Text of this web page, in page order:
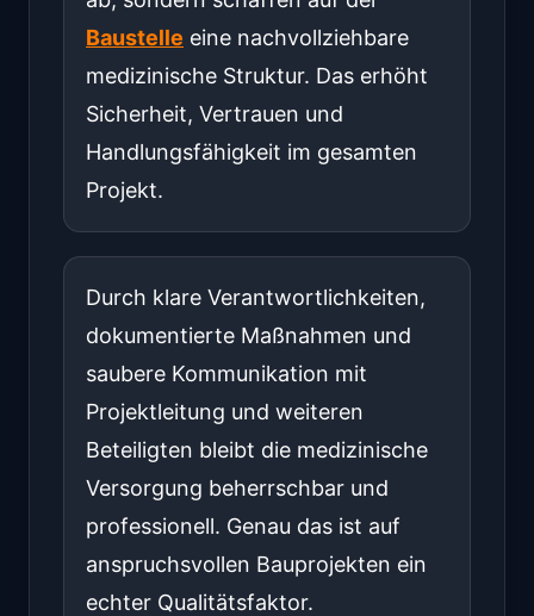
Baustelle eine nachvollziehbare
medizinische Struktur. Das erhöht
Sicherheit, Vertrauen und
Handlungsfähigkeit im gesamten
Projekt.
Durch klare Verantwortlichkeiten,
dokumentierte Maßnahmen und
saubere Kommunikation mit
Projektleitung und weiteren
Beteiligten bleibt die medizinische
Versorgung beherrschbar und
professionell. Genau das ist auf
anspruchsvollen Bauprojekten ein
echter Qualitätsfaktor.